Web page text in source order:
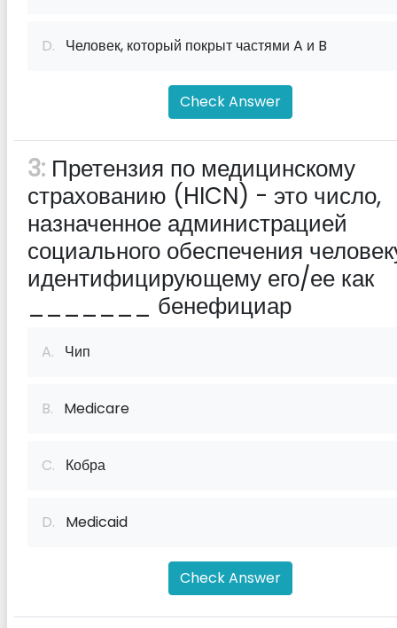
D. Человек, который покрыт частями A и B
Check Answer
3: Претензия по медицинскому
страхованию (HICN) - это число,
назначенное администрацией
социального обеспечения
идентифицирующему его/ее как
_______ бенефициар
A. Чип
B. Medicare
C. Кобра
D. Medicaid
Check Answer